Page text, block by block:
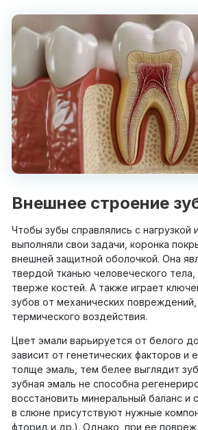
Внешнее строение
Чтобы зубы справлялись с нагрузкой
выполняли свои задачи, коронка
внешней защитной оболочкой. Она
твердой тканью человеческого тела,
тверже костей. А также играет
зубов от механических повреждений,
термического воздействия.
Цвет эмали варьируется от белого
зависит от генетических факторов и
толще эмаль, тем белее выглядит
зубная эмаль не способна
восстановить минеральный баланс и
в слюне присутствуют нужные
фторид и др.). Однако, при ее